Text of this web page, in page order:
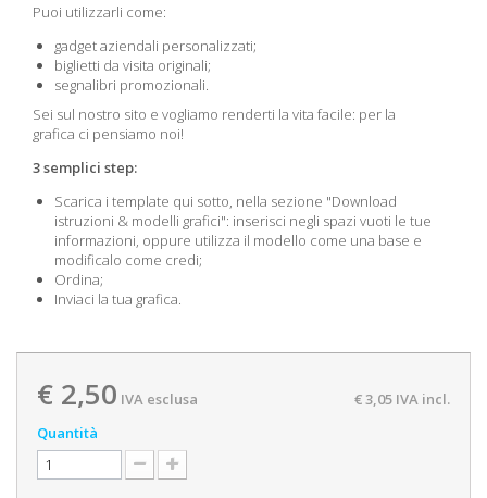
Puoi utilizzarli come:
gadget aziendali personalizzati;
biglietti da visita originali;
segnalibri promozionali.
Sei sul nostro sito e vogliamo renderti la vita facile: per la
grafica ci pensiamo noi!
3 semplici step:
Scarica i template qui sotto, nella sezione "Download
istruzioni & modelli grafici": inserisci negli spazi vuoti le tue
informazioni, oppure utilizza il modello come una base e
modificalo come credi;
Ordina;
Inviaci la tua grafica.
€ 2,50 IVA esclusa € 3,05IVA incl.
Quantità